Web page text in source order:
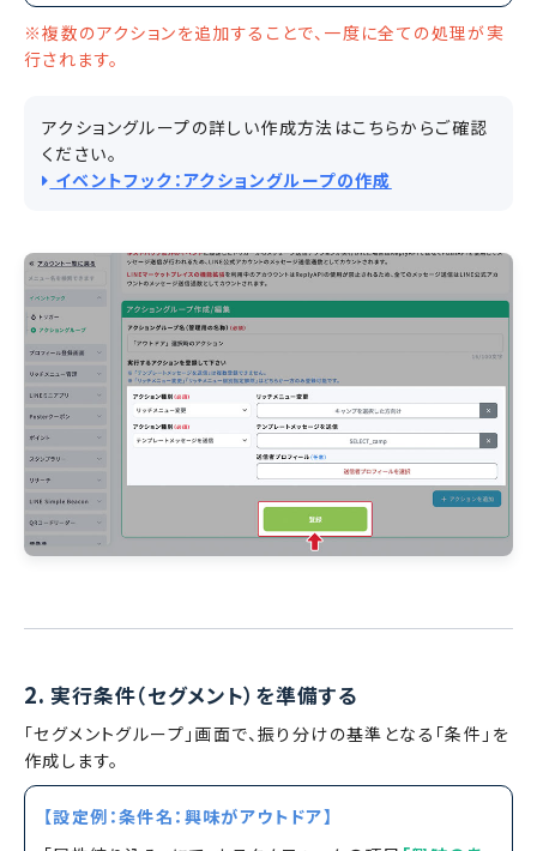
※複数のアクションを追加することで、一度に全ての処理が実
行されます。
アクショングループの詳しい作成方法はこちらからご確認
ください。
イベントフック：アクショングループの作成
2. 実行条件（セグメント）を準備する
「セグメントグループ」画面で、振り分けの基準となる「条件」を
作成します。
【設定例：条件名：興味がアウトドア】